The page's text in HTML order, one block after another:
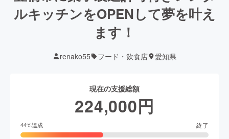
ルキッチンをOPENして夢を叶え
ます！
renako55 フード・飲食店 愛知県
現在の支援総額
224,000円
44%達成 終了